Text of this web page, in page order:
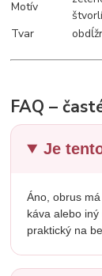
Motív
Tvar
FAQ –
Je
Áno, obrus
káva alebo
praktický na